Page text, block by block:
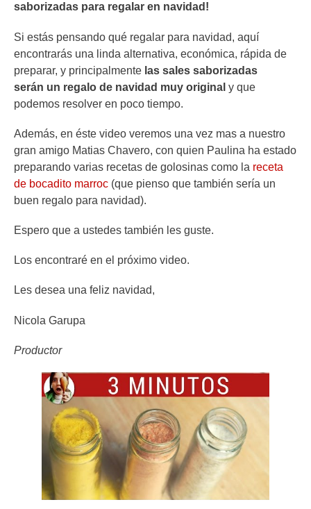
saborizadas para regalar en navidad!
Si estás pensando qué regalar para navidad, aquí
encontrarás una linda alternativa, económica, rápida de
preparar, y principalmente las sales saborizadas
serán un regalo de navidad muy original y que
podemos resolver en poco tiempo.
Además, en éste video veremos una vez mas a nuestro
gran amigo Matias Chavero, con quien Paulina ha estado
preparando varias recetas de golosinas como la receta
de bocadito marroc (que pienso que también sería un
buen regalo para navidad).
Espero que a ustedes también les guste.
Los encontraré en el próximo video.
Les desea una feliz navidad,
Nicola Garupa
Productor